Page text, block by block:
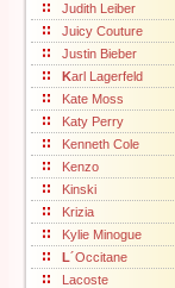
Judith Leiber
Juicy Couture
Justin Bieber
Karl Lagerfeld
Kate Moss
Katy Perry
Kenneth Cole
Kenzo
Kinski
Krizia
Kylie Minogue
L´Occitane
Lacoste